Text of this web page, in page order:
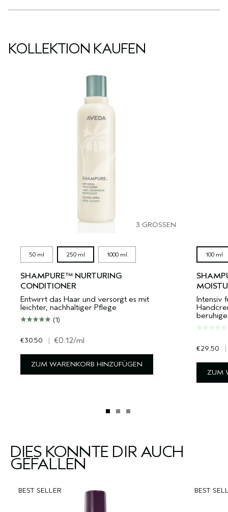
KOLLEKTION KAUFEN
3 GRÖSSEN
50 ml 250 ml 1000 ml
SHAMPURE™ NURTURING
CONDITIONER
Entwirrt das Haar und versorgt es mit
leichter, nachhaltiger Pflege
(1)
€30.50 | €0.12/ml
ZUM WARENKORB HINZUFÜGEN
100 ml
Intensiv
€29.50 |
ZUM
DIES KÖNNTE DIR AUCH
GEFALLEN
BEST SELLER BEST